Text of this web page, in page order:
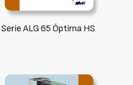
Serie ALG 65 Óptima HS